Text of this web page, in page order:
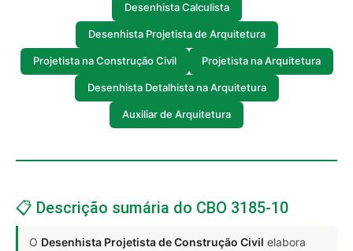
Desenhista Calculista
Desenhista Projetista de Arquitetura
Projetista na Construção Civil Projetista na Arquitetura
Desenhista Detalhista na Arquitetura
Auxiliar de Arquitetura
📋 Descrição sumária do CBO 3185-10
O Desenhista Projetista de Construção Civil elabora